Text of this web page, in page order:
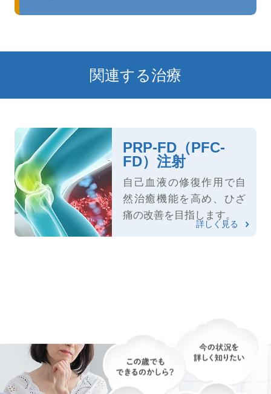
関連する治療
PRP-FD（PFC-
FD）注射
自己血液の修復作用で自
然治癒機能を高め、ひざ
痛の改善を目指します。
詳しく見る